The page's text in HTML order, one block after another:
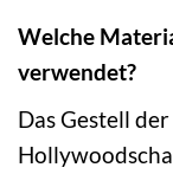
Welche
verwendet?
Das Gestell